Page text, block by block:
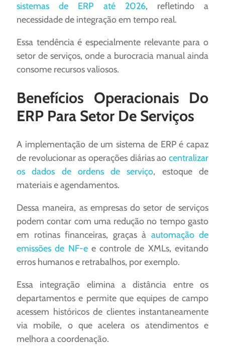
sistemas de ERP até 2026, refletindo a
necessidade de integração em tempo real.
Essa tendência é especialmente relevante para o
setor de serviços, onde a burocracia manual ainda
consome recursos valiosos.
Benefícios Operacionais Do
ERP Para Setor De Serviços
A implementação de um sistema de ERP é capaz
de revolucionar as operações diárias ao centralizar
os dados de ordens de serviço, estoque de
materiais e agendamentos.
Dessa maneira, as empresas do setor de serviços
podem contar com uma redução no tempo gasto
em rotinas financeiras, graças à automação de
emissões de NF-ee controle de XMLs, evitando
erros humanos e retrabalhos, por exemplo.
Essa integração elimina a distância entre os
departamentos e permite que equipes de campo
acessem históricos de clientes instantaneamente
via mobile, o que acelera os atendimentos e
melhora a coordenação.